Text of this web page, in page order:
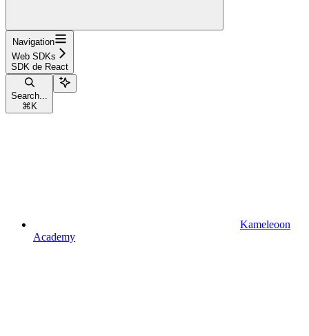
Navigation
Web SDKs
SDK de React
Search...
⌘ K
Kameleoon
Academy